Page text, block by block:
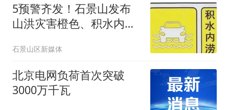
5预警齐发！石景山发布
山洪灾害橙色、积水内涝
警！全区防汛四级应急响
应启动——
石景山区新媒体
北京电网负荷首次突破
3000万千瓦